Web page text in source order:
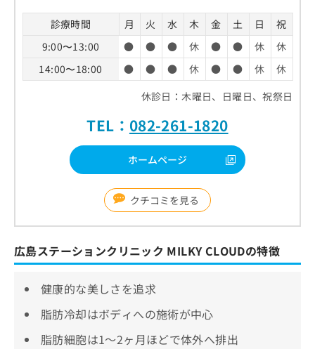
診療時間 月 火 水 木 金 土 日
祝
9:00〜13:00
● ● ● 休 ● ● 休
休
14:00〜18:00
● ● ● 休 ● ● 休
休
休診日：木曜日、日曜日、祝祭日
TEL： 082-261-1820
ホームページ
クチコミを見る
広島ステーションクリニック MILKY CLOUDの特徴
健康的な美しさを追求
脂肪冷却はボディへの施術が中心
脂肪細胞は1～2ヶ月ほどで体外へ排出